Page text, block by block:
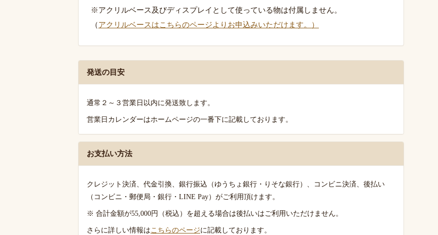
※アクリルベース及びディスプレイとして使っている物は付属しません。
（アクリルベースはこちらのページよりお申込みいただけます。）
い・
料
発送の目安
通常２～３営業日以内に発送致します。
営業日カレンダーはホームページの一番下に記載しております。
お支払い方法
クレジット決済、代金引換、銀行振込（ゆうちょ銀行・りそな銀行）、コンビニ決済、後払い
（コンビニ・郵便局・銀行・LINE Pay）がご利用頂けます。
※ 合計金額が55,000円（税込）を超える場合は後払いはご利用いただけません。
さらに詳しい情報は こちらのページに記載しております。